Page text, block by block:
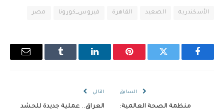
الأسكندريه الصعيد القاهرة فيروس_كورونا مصر
فيسبوك تويتر بينتيريستلينكدإن Tumblr
البريد
السابق
منظمة الصحة العالمية:
التالي
العراق.. عملية جديدة للحشد